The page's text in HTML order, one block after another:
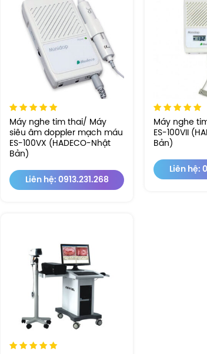
Máy nghe tim thai/ Máy
siêu âm doppler mạch máu
ES-100VX (HADECO-Nhật
Bản)
Liên hệ: 0913.231.268
Máy nghe
ES-100VII
Bản)
Liên hệ: